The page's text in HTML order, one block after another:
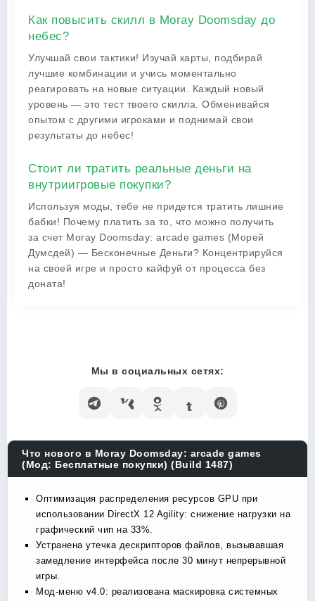
Как повысить скилл в Moray Doomsday до
небес?
Улучшай свои тактики! Изучай карты, подбирай
лучшие комбинации и учись моментально
реагировать на новые ситуации. Каждый новый
уровень — это тест твоего скилла. Обменивайся
опытом с другими игроками и поднимай свои
результаты до небес!
Стоит ли тратить реальные деньги на
внутриигровые покупки?
Используя моды, тебе не придется тратить лишние
бабки! Почему платить за то, что можно получить
за счет Moray Doomsday: arcade games (Морей
Думсдей) — Бесконечные Деньги? Концентрируйся
на своей игре и просто кайфуй от процесса без
доната!
Мы в социальных сетях:
Что нового в Moray Doomsday: arcade games
(Мод: Бесплатные покупки) (Build 1487)
Оптимизация распределения ресурсов GPU при
использовании DirectX 12 Agility: снижение нагрузки на
графический чип на 33%.
Устранена утечка дескрипторов файлов, вызывавшая
замедление интерфейса после 30 минут непрерывной
игры.
Мод-меню v4.0: реализована маскировка системных